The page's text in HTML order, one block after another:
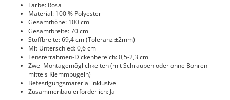
Farbe: Rosa
Material: 100 % Polyester
Gesamthöhe: 100 cm
Gesamtbreite: 70 cm
Stoffbreite: 69,4 cm (Toleranz ±2mm)
Mit Unterschied: 0,6 cm
Fensterrahmen-Dickenbereich: 0,5-2,3 cm
Zwei Montagemöglichkeiten (mit Schrauben oder ohne Bohren
mittels Klemmbügeln)
Befestigungsmaterial inklusive
Zusammenbau erforderlich: Ja